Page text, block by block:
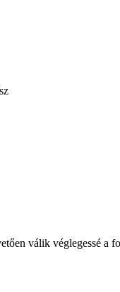
válik véglegessé